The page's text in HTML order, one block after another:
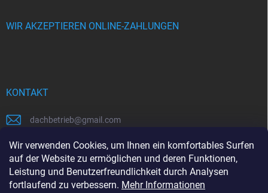
Wir verwenden Cookies, um Ihnen ein komfortables Surfen
auf der Website zu ermöglichen und deren Funktionen,
Leistung und Benutzerfreundlichkeit durch Analysen
fortlaufend zu verbessern. Mehr Informationen
WIR AKZEPTIEREN ONLINE-ZAHLUNGEN
KONTAKT
dachbetrieb@gmail.com
00421948484112
00421948484112
https://www.facebook.com/www.dachbetrieb.at